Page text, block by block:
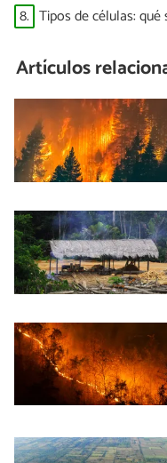
8. Tipos de células:
Artículos